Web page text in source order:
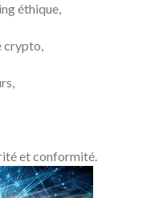
éthique,
crypto,
et conformité.